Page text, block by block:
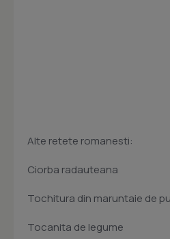
Alte retete romanesti:
Ciorba radauteana
Tochitura din maruntaie de
Tocanita de legume